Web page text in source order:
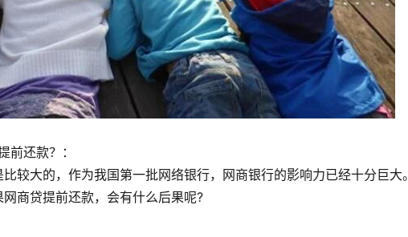
前还款？：
大的，作为我国第一批网络银行，网商银行的影响力已经十分巨大。
商贷提前还款，会有什么后果呢?